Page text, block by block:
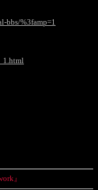
bbs/%3famp=1
』